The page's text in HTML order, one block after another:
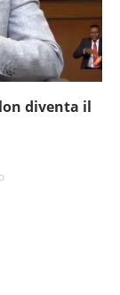
diventa il